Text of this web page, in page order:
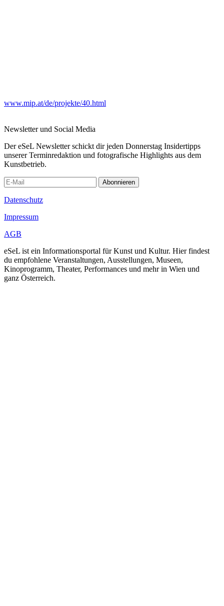
www.mip.at/de/projekte/40.html
Newsletter und Social Media
Der eSeL Newsletter schickt dir jeden Donnerstag Insidertipps
unserer Terminredaktion und fotografische Highlights aus dem
Kunstbetrieb.
Abonnieren
Datenschutz
Impressum
AGB
eSeL ist ein Informationsportal für Kunst und Kultur. Hier findest
du empfohlene Veranstaltungen, Ausstellungen, Museen,
Kinoprogramm, Theater, Performances und mehr in Wien und
ganz Österreich.